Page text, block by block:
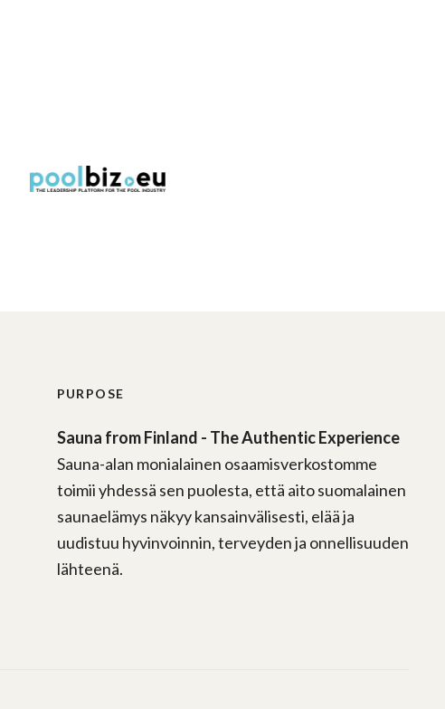
PURPOSE
Sauna from Finland - The Authentic Experience
Sauna-alan monialainen osaamisverkostomme
toimii yhdessä sen puolesta, että aito suomalainen
saunaelämys näkyy kansainvälisesti, elää ja
uudistuu hyvinvoinnin, terveyden ja onnellisuuden
lähteenä.